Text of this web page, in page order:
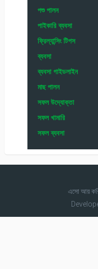
পশু পালন
পাইকারি ব্যবসা
ফ্রিল্যান্সিং টিপস
ব্যবসা
ব্যবসা গাইডলাইন
মাছ পালন
সফল উদ্যোক্তা
সফল খামারি
সফল ব্যবসা
এসো আয়